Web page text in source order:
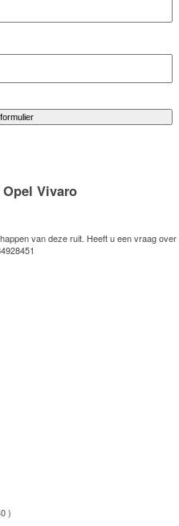
Vivaro
van deze ruit. Heeft u een vraag over
)